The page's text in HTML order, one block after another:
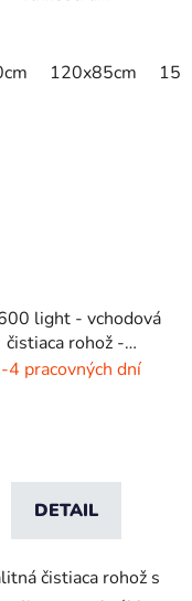
175x115cm
120x85cm
light - vchodová
čistiaca rohož -
interiér/exteriér
4 pracovných dní
DETAIL
čistiaca rohož s